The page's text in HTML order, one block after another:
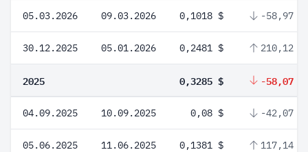
05.03.2026 09.03.2026 0,1018 $ -58,97 %
30.12.2025 05.01.2026 0,2481 $ 210,12 %
2025 0,3285 $ -58,07 %
04.09.2025 10.09.2025 0,08 $ -42,07 %
05.06.2025 11.06.2025 0,1381 $ 117,14 %